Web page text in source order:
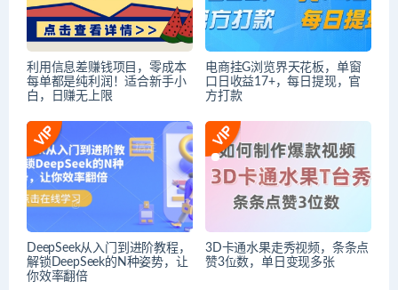
利用信息差赚钱项目，零成本
每单都是纯利润！适合新手小
白，日赚无上限
电商挂G浏览界天花板，单窗
口日收益17+，每日提现，官
方打款
DeepSeek从入门到进阶教程，
解锁DeepSeek的N种姿势，让
你效率翻倍
3D卡通水果走秀视频，条条点
赞3位数，单日变现多张